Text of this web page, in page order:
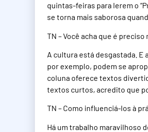
quintas-feiras para lerem o
se torna mais saborosa
TN – Você acha que é
A cultura está desgastada. E
por exemplo, podem se
coluna oferece textos
textos curtos, acredito que
TN – Como influenciá-los à
Há um trabalho maravilhoso